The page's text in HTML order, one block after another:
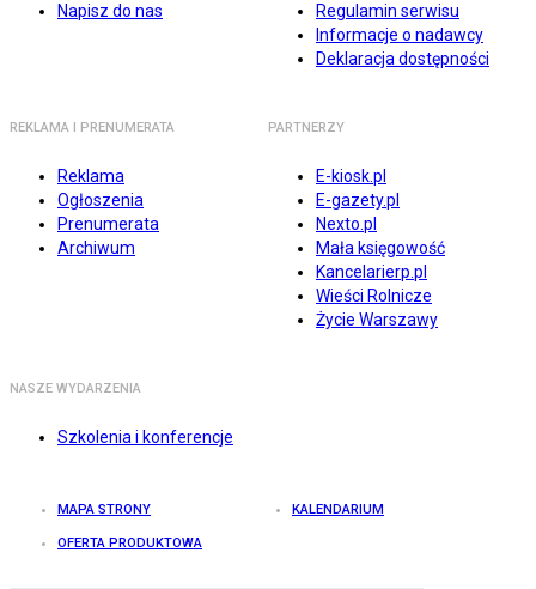
Napisz do nas
Regulamin serwisu
Informacje o nadawcy
Deklaracja dostępności
REKLAMA I PRENUMERATA
Reklama
Ogłoszenia
Prenumerata
Archiwum
PARTNERZY
E-kiosk.pl
E-gazety.pl
Nexto.pl
Mała księgowość
Kancelarierp.pl
Wieści Rolnicze
Życie Warszawy
NASZE WYDARZENIA
Szkolenia i konferencje
MAPA STRONY KALENDARIUM
OFERTA PRODUKTOWA